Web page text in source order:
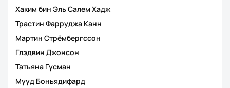
Хаким бин Эль Салем Хадж
Трастин Фарруджа Канн
Мартин Стрёмбергссон
Глэдвин Джонсон
Татьяна Гусман
Мууд Боньядифард